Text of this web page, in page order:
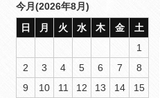
今月(2026年8月)
日
月 火 水 木 金
土
1
2
3 4 5 6 7
8
9
10 11 12 13 14
15